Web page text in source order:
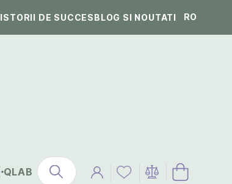
ISTORII DE SUCCESBLOG SI NOUTATI RO
QLAB